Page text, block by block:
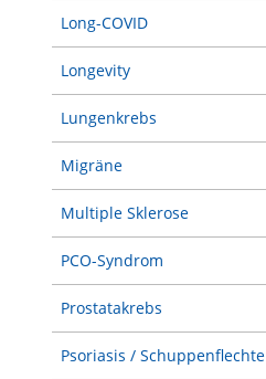
Long-COVID
Longevity
Lungenkrebs
Migräne
Multiple Sklerose
PCO-Syndrom
Prostatakrebs
Psoriasis / Schuppenflechte